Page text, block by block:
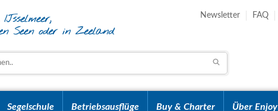
Newsletter FAQ
Segelschule Betriebsausflüge Buy & Charter Über Enjoy